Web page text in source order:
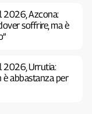
2026, Azcona:
soffrire, ma è
2026, Urrutia:
è abbastanza per